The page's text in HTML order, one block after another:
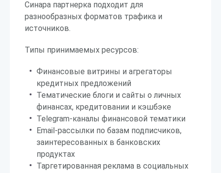
Синара партнерка подходит для
разнообразных форматов трафика и
источников.
Типы принимаемых ресурсов:
Финансовые витрины и агрегаторы
кредитных предложений
Тематические блоги и сайты о личных
финансах, кредитовании и кэшбэке
Telegram-каналы финансовой тематики
Email-рассылки по базам подписчиков,
заинтересованных в банковских
продуктах
Таргетированная реклама в социальных